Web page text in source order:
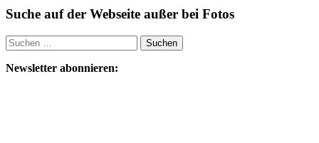
Suche auf der Webseite außer bei Fotos
Suchen
nach:
Newsletter abonnieren: